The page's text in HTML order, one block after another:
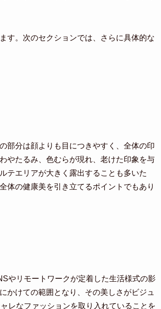
す。次のセクションでは、さらに具体的な
部分は顔よりも目につきやすく、全体の印
やたるみ、色むらが現れ、老けた印象を与
テエリアが大きく露出することも多いた
体の健康美を引き立てるポイントでもあり
やリモートワークが定着した生活様式の影
かけての範囲となり、その美しさがビジュ
レなファッションを取り入れていることを